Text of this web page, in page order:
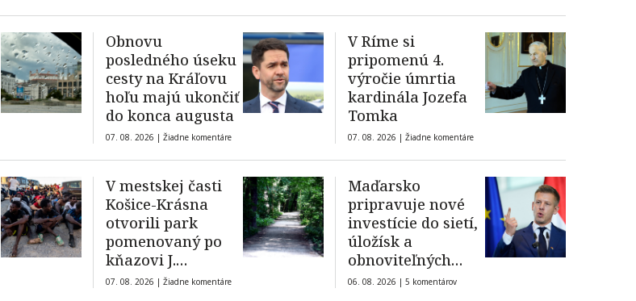
Obnovu
posledného úseku
cesty na Kráľovu
hoľu majú ukončiť
do konca augusta
07. 08. 2026 | Žiadne komentáre
V Ríme si
pripomenú 4.
výročie úmrtia
kardinála Jozefa
Tomka
07. 08. 2026 | Žiadne komentáre
V mestskej časti
Košice-Krásna
otvorili park
pomenovaný po
kňazovi J.
Semivanovi
07. 08. 2026 | Žiadne komentáre
Maďarsko
pripravuje nové
investície do sietí,
úložísk a
obnoviteľných
zdrojov
06. 08. 2026 | 5 komentárov